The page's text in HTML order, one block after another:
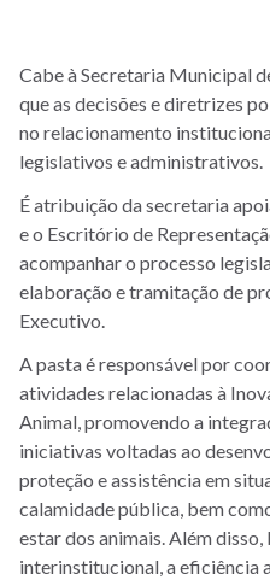
Cabe à Secretaria Municipal
que as decisões e diretrizes
no relacionamento
legislativos e administrativos.
É atribuição da secretaria
e o Escritório de
acompanhar o processo
elaboração e tramitação de
Executivo.
A pasta é responsável por
atividades relacionadas à
Animal, promovendo a
iniciativas voltadas ao
proteção e assistência em
calamidade pública, bem
estar dos animais. Além
interinstitucional, a eficiência